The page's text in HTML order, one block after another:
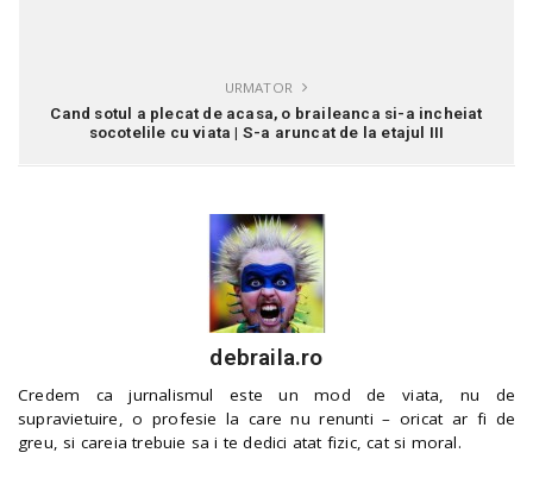
URMATOR
Cand sotul a plecat de acasa, o braileanca si-a incheiat
socotelile cu viata | S-a aruncat de la etajul III
debraila.ro
Credem ca jurnalismul este un mod de viata, nu de
supravietuire, o profesie la care nu renunti – oricat ar fi de
greu, si careia trebuie sa i te dedici atat fizic, cat si moral.